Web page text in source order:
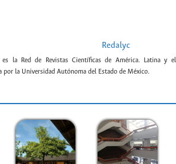
Redalyc
es la Red de Revistas Científicas de América. Latina y
por la Universidad Autónoma del Estado de México.